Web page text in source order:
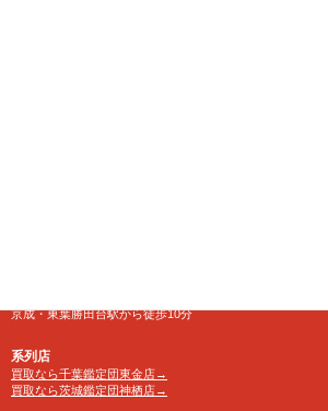
京成・東葉勝田台駅から徒歩10分
系列店
買取なら千葉鑑定団東金店→
買取なら茨城鑑定団神栖店→